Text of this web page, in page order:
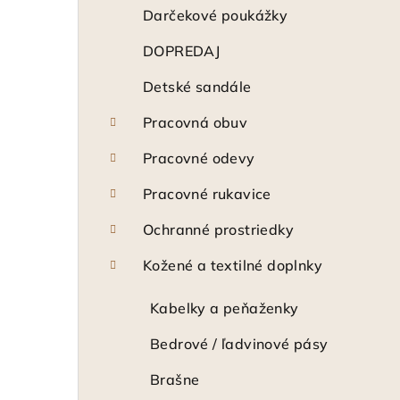
Darčekové poukážky
DOPREDAJ
Detské sandále
Pracovná obuv
Pracovné odevy
Pracovné rukavice
Ochranné prostriedky
Kožené a textilné doplnky
Kabelky a peňaženky
Bedrové / ľadvinové pásy
Brašne